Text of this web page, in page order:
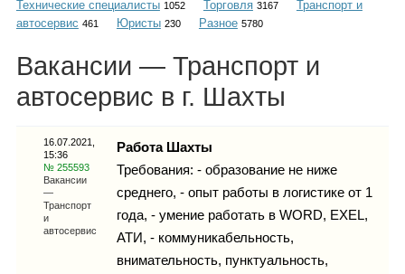
Инфо
Карты
Технические специалисты 1052 Торговля 3167
Транспорт и
автосервис 461 Юристы 230 Разное 5780
Вакансии — Транспорт и
автосервис в г. Шахты
16.07.2021,
15:36
№ 255593
Вакансии
—
Транспорт
и
автосервис
Работа Шахты
Требования: - образование не ниже
среднего, - опыт работы в логистике от 1
года, - умение работать в WORD, EXEL,
АТИ, - коммуникабельность,
внимательность, пунктуальность,